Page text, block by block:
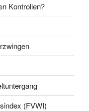
Kontrollen?
(FVWI)